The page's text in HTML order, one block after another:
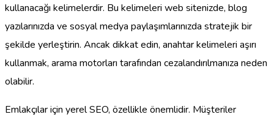
kullanacağı kelimelerdir. Bu kelimeleri web sitenizde, blog
yazılarınızda ve sosyal medya paylaşımlarınızda stratejik bir
şekilde yerleştirin. Ancak dikkat edin, anahtar kelimeleri aşırı
kullanmak, arama motorları tarafından cezalandırılmanıza neden
olabilir.
Emlakçılar için yerel SEO, özellikle önemlidir. Müşteriler